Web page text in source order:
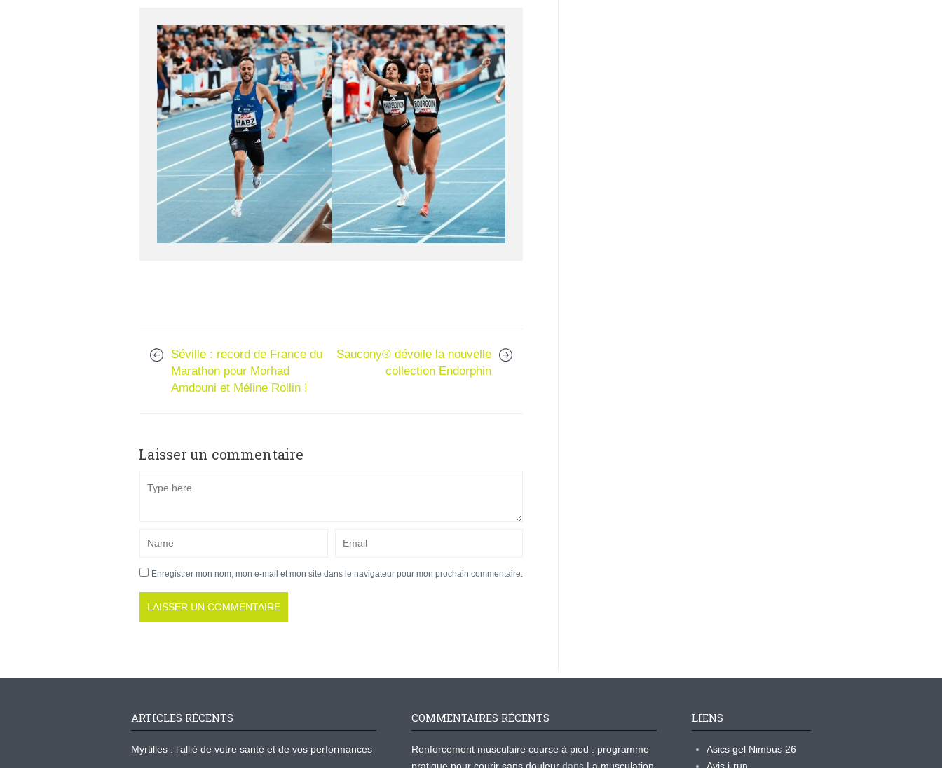
Séville : record de France du
Marathon pour Morhad
Amdouni et Méline Rollin !
Saucony® dévoile la nouvelle
collection Endorphin
Laisser un commentaire
Enregistrer mon nom, mon e-mail et mon site dans le navigateur pour mon prochain commentaire.
ARTICLES RÉCENTS
Myrtilles : l’allié de votre santé et de vos performances
COMMENTAIRES RÉCENTS
Renforcement musculaire course à pied : programme
LIENS
Asics gel Nimbus 26